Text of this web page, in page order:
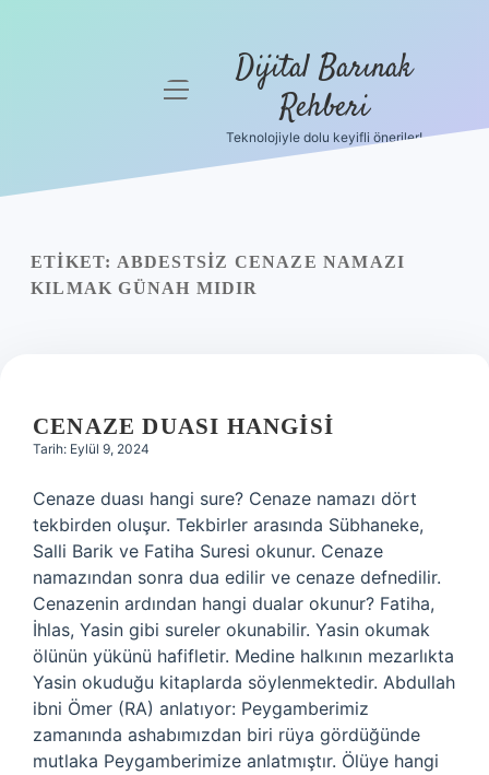
Yasal Uyarı
menüyü
Dijital Barınak
Rehberi
Teknolojiyle dolu keyifli öneriler!
ETIKET: ABDESTSIZ CENAZE NAMAZI
KILMAK GÜNAH MIDIR
CENAZE DUASI HANGISI
Tarih: Eylül 9, 2024
Cenaze duası hangi sure? Cenaze namazı dört
tekbirden oluşur. Tekbirler arasında Sübhaneke,
Salli Barik ve Fatiha Suresi okunur. Cenaze
namazından sonra dua edilir ve cenaze defnedilir.
Cenazenin ardından hangi dualar okunur? Fatiha,
İhlas, Yasin gibi sureler okunabilir. Yasin okumak
ölünün yükünü hafifletir. Medine halkının mezarlıkta
Yasin okuduğu kitaplarda söylenmektedir. Abdullah
ibni Ömer (RA) anlatıyor: Peygamberimiz
zamanında ashabımızdan biri rüya gördüğünde
mutlaka Peygamberimize anlatmıştır. Ölüye hangi